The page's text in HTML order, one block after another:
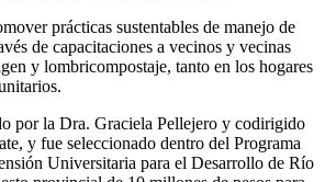
prácticas sustentables de manejo de
de capacitaciones a vecinos y vecinas
y lombricompostaje, tanto en los hogares
por la Dra. Graciela Pellejero y codirigido
y fue seleccionado dentro del Programa
Universitaria para el Desarrollo de Río